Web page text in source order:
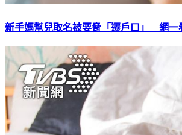
新手媽幫兒取名被要脅「遷戶口」 網一